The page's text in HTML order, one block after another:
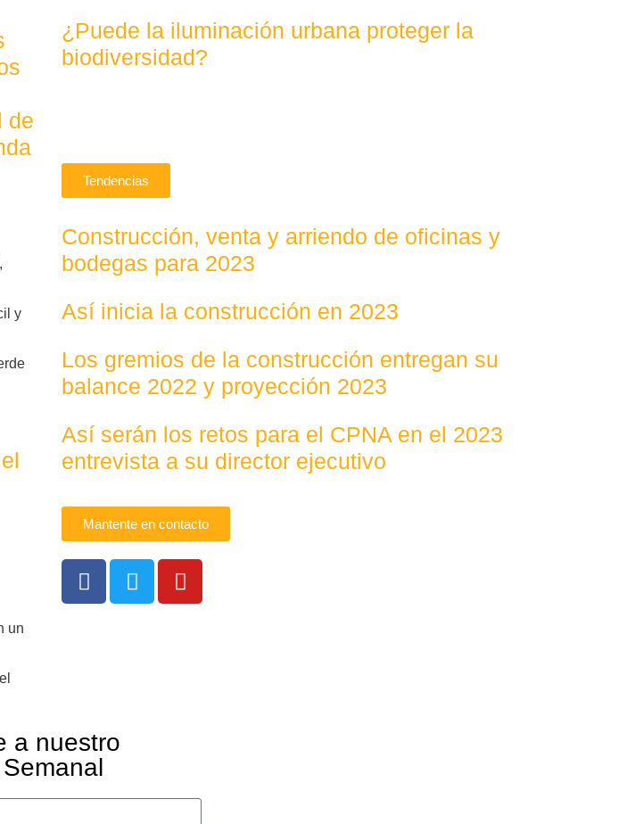
de
y
un
¿Puede la iluminación urbana proteger la
biodiversidad?
Tendencias
Construcción, venta y arriendo de oficinas y
bodegas para 2023
Así inicia la construcción en 2023
Los gremios de la construcción entregan su
balance 2022 y proyección 2023
Así serán los retos para el CPNA en el 2023
entrevista a su director ejecutivo
Mantente en contacto
a nuestro